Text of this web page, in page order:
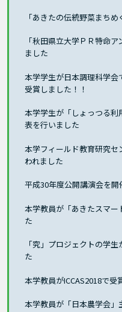
「あきたの伝統野菜まち
「秋田県立大学ＰＲ特命
ました
本学学生が日本調理科学
受賞しました！！
本学学生が「しょっつる
表を行いました
本学フィールド教育研究
われました
平成30年度公開講演会を開
本学教員が「あきたスマ
た
「究」プロジェクトの学
た
本学教員がICCAS2018で受
本学教員が「日本農学会」